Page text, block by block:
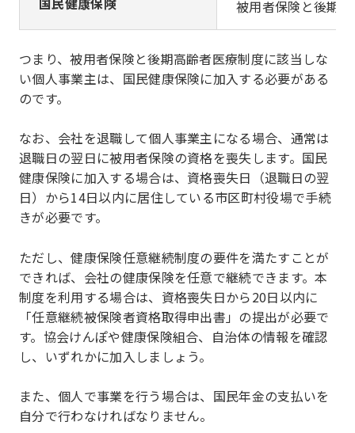
被用者保険と後期
つまり、被用者保険と後期高齢者医療制度に該当しな
い個人事業主は、国民健康保険に加入する必要がある
のです。
なお、会社を退職して個人事業主になる場合、通常は
退職日の翌日に被用者保険の資格を喪失します。国民
健康保険に加入する場合は、資格喪失日（退職日の翌
日）から14日以内に居住している市区町村役場で手続
きが必要です。
ただし、健康保険任意継続制度の要件を満たすことが
できれば、会社の健康保険を任意で継続できます。本
制度を利用する場合は、資格喪失日から20日以内に
「任意継続被保険者資格取得申出書」の提出が必要で
す。協会けんぽや健康保険組合、自治体の情報を確認
し、いずれかに加入しましょう。
また、個人で事業を行う場合は、国民年金の支払いを
自分で行わなければなりません。